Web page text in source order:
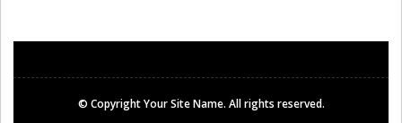
© CopyrightYour Site Name. All rights reserved.